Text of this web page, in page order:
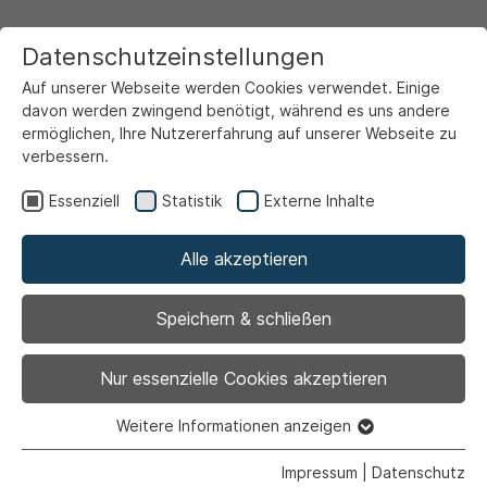
Haushalt der Stadt
Ahlen genehmigt
Datenschutzeinstellungen
Auf unserer Webseite werden Cookies verwendet. Einige
davon werden zwingend benötigt, während es uns andere
ermöglichen, Ihre Nutzererfahrung auf unserer Webseite zu
verbessern.
Essenziell Statistik Externe Inhalte
Alle akzeptieren
Speichern & schließen
Nur essenzielle Cookies akzeptieren
Essenzielle Cookies werden für grundlegende Funktionen
Weitere Informationen anzeigen
Impressum Datenschutz